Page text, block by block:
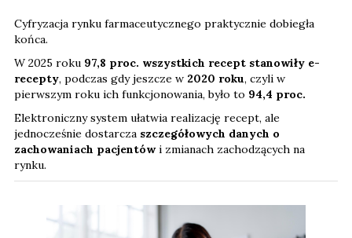
Cyfryzacja rynku farmaceutycznego praktycznie dobiegła
końca.
W 2025 roku 97,8 proc. wszystkich recept stanowiły e-
recepty, podczas gdy jeszcze w 2020 roku, czyli w
pierwszym roku ich funkcjonowania, było to 94,4 proc.
Elektroniczny system ułatwia realizację recept, ale
jednocześnie dostarcza szczegółowych danych o
zachowaniach pacjentówi zmianach zachodzących na
rynku.